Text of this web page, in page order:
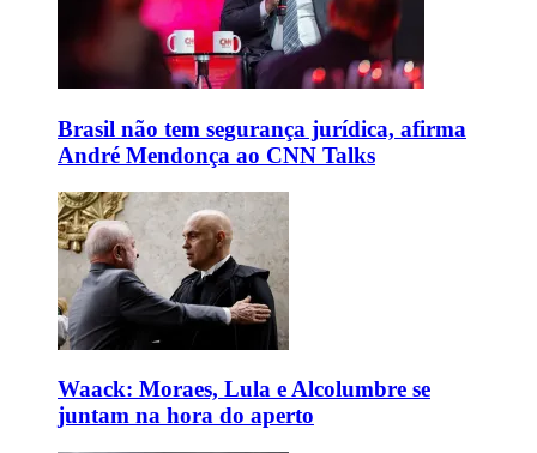
Brasil não tem segurança jurídica, afirma
André Mendonça ao CNN Talks
Waack: Moraes, Lula e Alcolumbre se
juntam na hora do aperto